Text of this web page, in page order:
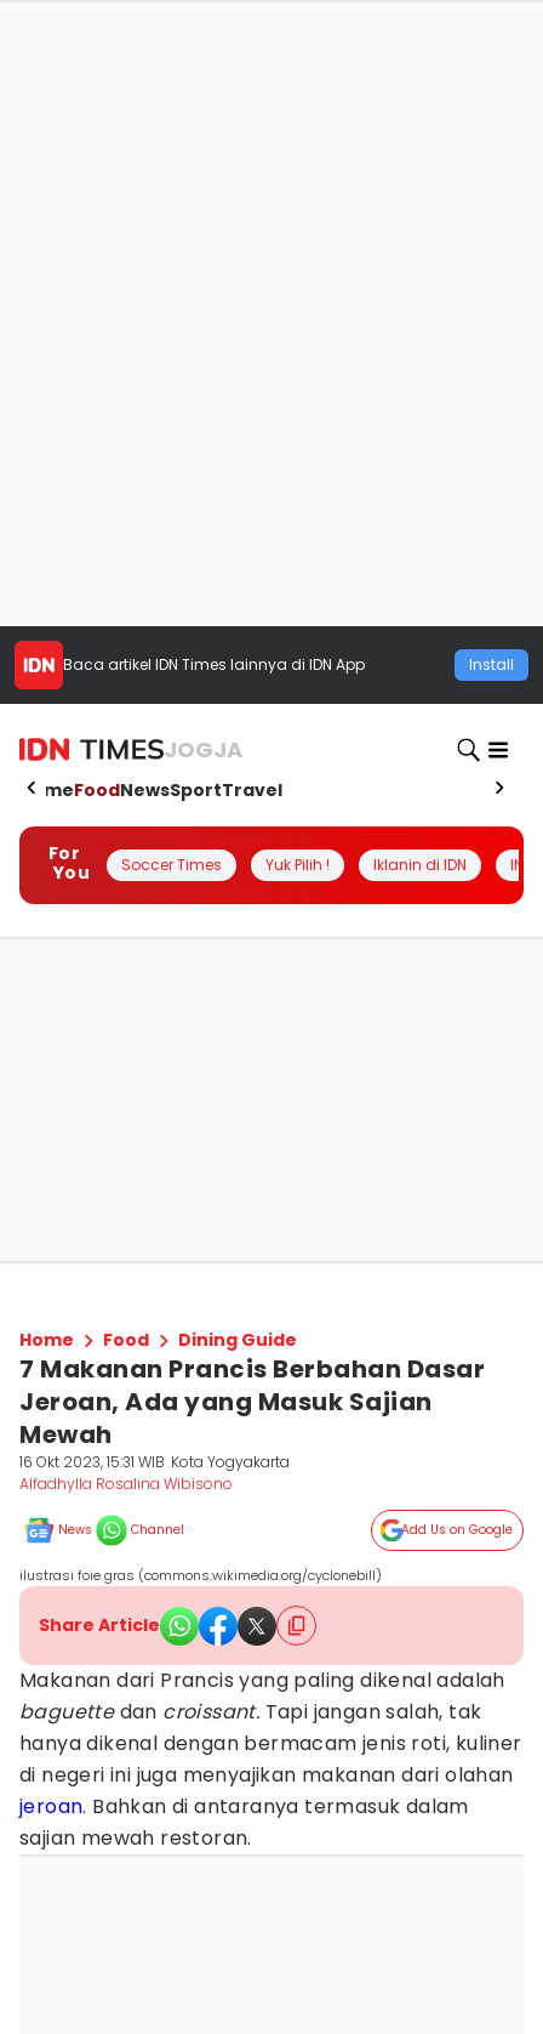
Baca artikel IDN Times lainnya di IDN App Install
JOGJA
HomeFoodNewsSportTravel
For
You
Soccer Times Yuk Pilih ! Iklanin di IDN
Home Food Dining Guide
7 Makanan Prancis Berbahan Dasar
Jeroan, Ada yang Masuk Sajian
Mewah
16 Okt 2023, 15:31 WIB Kota Yogyakarta
Alfadhylla Rosalina Wibisono
News Channel Add Us on Google
ilustrasi foie gras (commons.wikimedia.org/cyclonebill)
Share Article
Makanan dari Prancis yang paling dikenal adalah
baguettedan croissant. Tapi jangan salah, tak
hanya dikenal dengan bermacam jenis roti, kuliner
di negeri ini juga menyajikan makanan dari olahan
jeroan. Bahkan di antaranya termasuk dalam
sajian mewah restoran.